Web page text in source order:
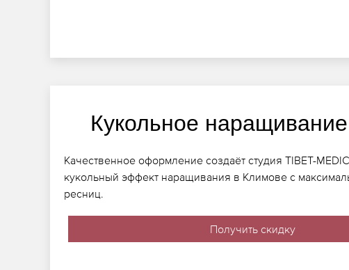
Кукольное
Качественное оформление создаёт студия TIBET-
кукольный эффект наращивания в Климове с
ресниц.
Получить скидку